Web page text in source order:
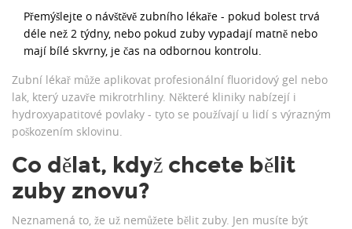
Přemýšlejte o návštěvě zubního lékaře - pokud bolest trvá
déle než 2 týdny, nebo pokud zuby vypadají matně nebo
mají bílé skvrny, je čas na odbornou kontrolu.
Zubní lékař může aplikovat profesionální fluoridový gel nebo
lak, který uzavře mikrotrhliny. Některé kliniky nabízejí i
hydroxyapatitové povlaky - tyto se používají u lidí s výrazným
poškozením sklovinu.
Co dělat, když chcete bělit
zuby znovu?
Neznamená to, že už nemůžete bělit zuby. Jen musíte být